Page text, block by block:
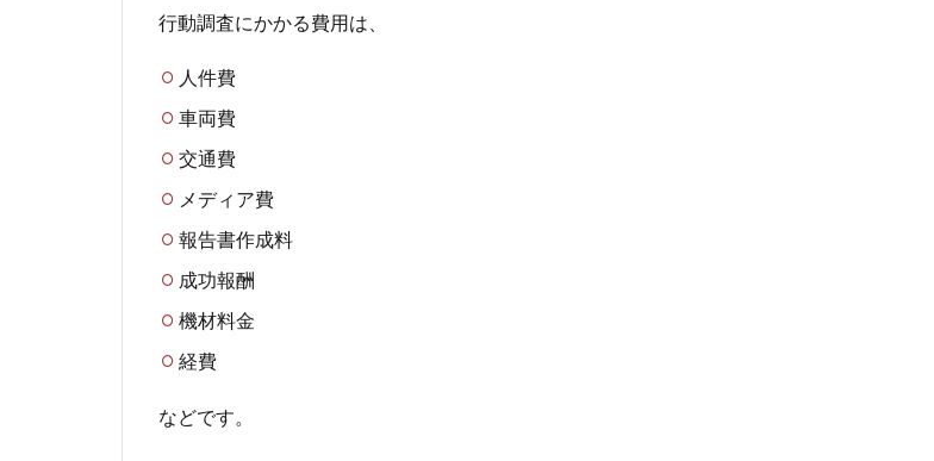
て暮
てい
る家
族の
を知
りた
2.4
婚約
相手
の金
遣い
くな
行動調査にかかる費用は、
人件費
車両費
交通費
メディア費
報告書作成料
成功報酬
機材料金
経費
などです。